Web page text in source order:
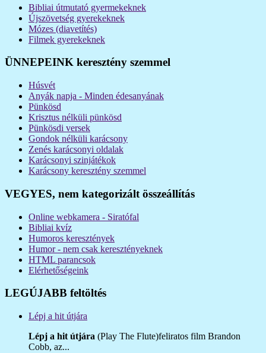
Bibliai útmutató gyermekeknek
Újszövetség gyerekeknek
Mózes (diavetítés)
Filmek gyerekeknek
ÜNNEPEINK keresztény szemmel
Húsvét
Anyák napja - Minden édesanyának
Pünkösd
Krisztus nélküli pünkösd
Pünkösdi versek
Gondok nélküli karácsony
Zenés karácsonyi oldalak
Karácsonyi szinjátékok
Karácsony keresztény szemmel
VEGYES, nem kategorizált összeállítás
Online webkamera - Siratófal
Bibliai kvíz
Humoros keresztények
Humor - nem csak keresztényeknek
HTML parancsok
Elérhetőségeink
LEGÚJABB feltöltés
Lépj a hit útjára
Lépj a hit útjára (Play The Flute)feliratos film Brandon
Cobb, az...